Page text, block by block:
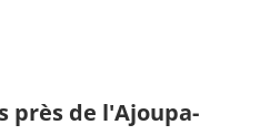
près de l'Ajoupa-